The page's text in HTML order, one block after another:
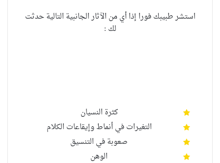
استشر طبيبك فورا إذا أي من الآثار الجانبية التالية حدثت
لك :
كثرة النسيان
التغيرات في أنماط وإيقاعات الكلام
صعوبة في التنسيق
الوهن